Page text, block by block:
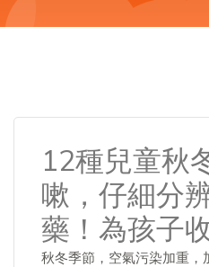
12種兒童秋
嗽，仔細分
藥！為孩子
秋冬季節，空氣污染加重，